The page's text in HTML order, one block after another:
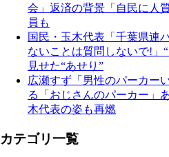
会」返済の背景「自民に人
員も
国民・玉木代表「千葉県連
ないことは質問しないで!」
見せた“あせり”
広瀬すず「男性のパーカー
る「おじさんのパーカー
木代表の姿も再燃
カテゴリ一覧